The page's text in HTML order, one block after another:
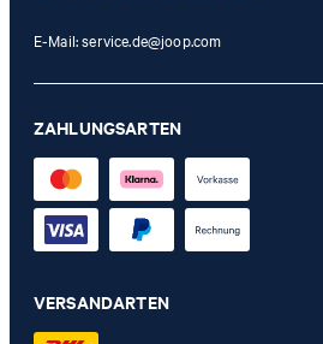
E-Mail:service.de@joop.com
ZAHLUNGSARTEN
VERSANDARTEN